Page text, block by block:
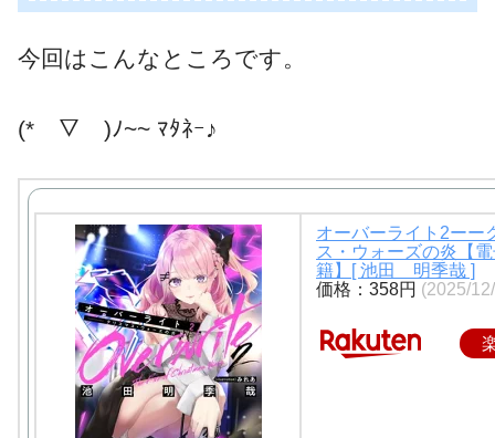
今回はこんなところです。
(*￣▽￣)ﾉ~~ ﾏﾀﾈｰ♪
オーバーライト2ーー
ス・ウォーズの炎【
籍】[ 池田 明季哉 ]
価格：358円 (2025/